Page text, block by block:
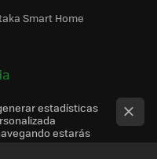
Smart Home
estadísticas
estarás